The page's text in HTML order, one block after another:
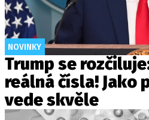
NOVINKY
Trump se
reálná čísla! Jako
vede skvěle